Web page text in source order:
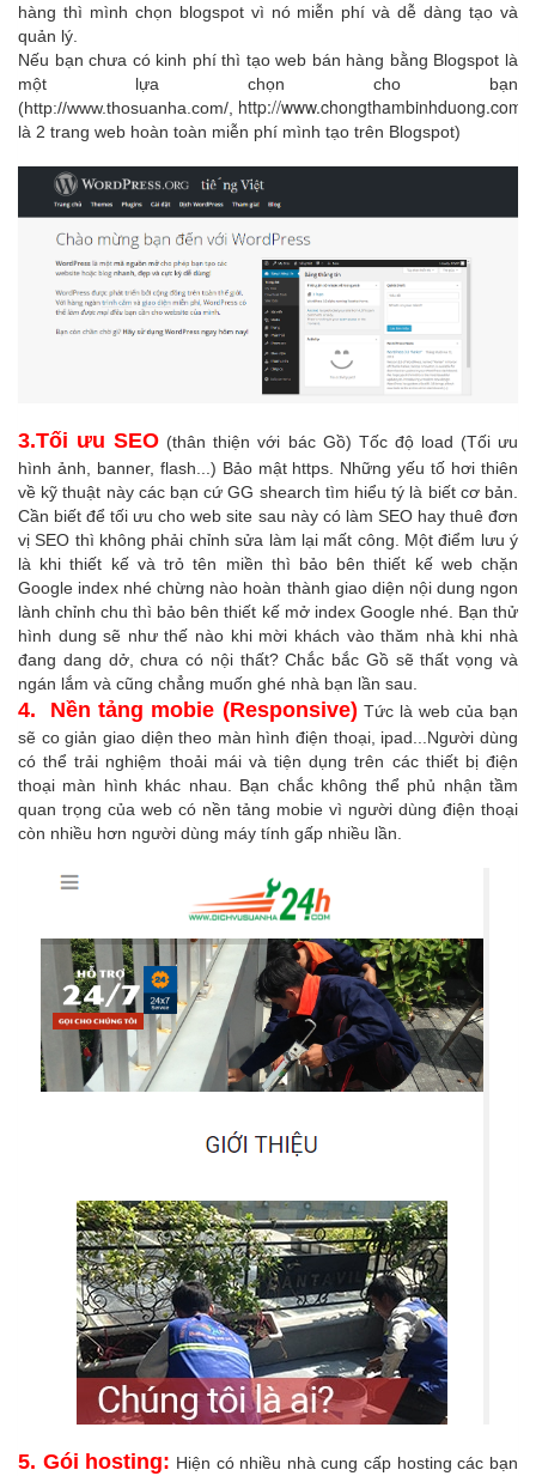
hàng thì mình chọn blogspot vì nó miễn phí và dễ dàng tạo và
quản lý.
Nếu bạn chưa có kinh phí thì tạo web bán hàng bằng Blogspot là
một lựa chọn cho bạn
(http://www.thosuanha.com/, http://www.chongthambinhduong.com/
là 2 trang web hoàn toàn miễn phí mình tạo trên Blogspot)
3.Tối ưu SEO (thân thiện với bác Gồ) Tốc độ load (Tối ưu
hình ảnh, banner, flash...) Bảo mật https. Những yếu tố hơi thiên
về kỹ thuật này các bạn cứ GG shearch tìm hiểu tý là biết cơ bản.
Cần biết để tối ưu cho web site sau này có làm SEO hay thuê đơn
vị SEO thì không phải chỉnh sửa làm lại mất công. Một điểm lưu ý
là khi thiết kế và trỏ tên miền thì bảo bên thiết kế web chặn
Google index nhé chừng nào hoàn thành giao diện nội dung ngon
lành chỉnh chu thì bảo bên thiết kế mở index Google nhé. Bạn thử
hình dung sẽ như thế nào khi mời khách vào thăm nhà khi nhà
đang dang dở, chưa có nội thất? Chắc bắc Gồ sẽ thất vọng và
ngán lắm và cũng chẳng muốn ghé nhà bạn lần sau.
4. Nền tảng mobie (Responsive) Tức là web của bạn
sẽ co giản giao diện theo màn hình điện thoại, ipad...Người dùng
có thể trải nghiệm thoải mái và tiện dụng trên các thiết bị điện
thoại màn hình khác nhau. Bạn chắc không thể phủ nhận tầm
quan trọng của web có nền tảng mobie vì người dùng điện thoại
còn nhiều hơn người dùng máy tính gấp nhiều lần.
5. Gói hosting: Hiện có nhiều nhà cung cấp hosting các bạn